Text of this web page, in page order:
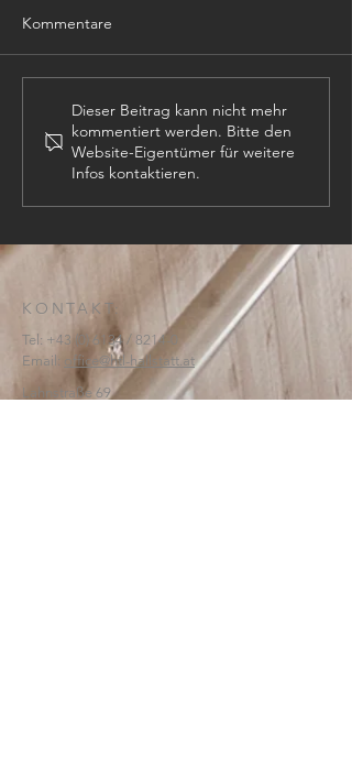
PROJEKTLEITER (m,w,d)
Kommentare
Dieser Beitrag kann nicht mehr
kommentiert werden. Bitte den
Website-Eigentümer für weitere
Infos kontaktieren.
KONTAKT:
Tel: +43 (0) 6134 / 8214-0
Email: office@htl-hallstatt.at
Lahnstraße 69